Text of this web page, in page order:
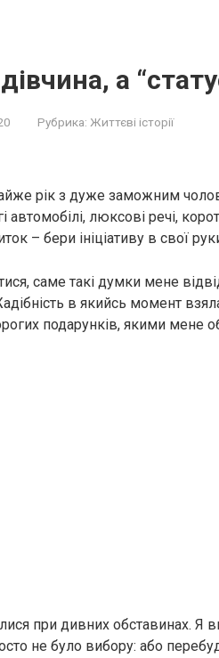
а
Рубрика: Життєві історії
рік з дуже заможним
автомобілі, люксові речі,
– бери ініціативу в свої
саме такі думки мене
в якийсь момент
подарунків, якими мене
при дивних обставинах. Я
не було вибору: або